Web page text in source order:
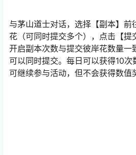
与茅山道士对话，选择【副本】前
花（可同时提交多个），点击【提
开启副本次数与提交彼岸花数量一
可以同时提交。每日可以获得10
可继续参与活动，但不会获得数值